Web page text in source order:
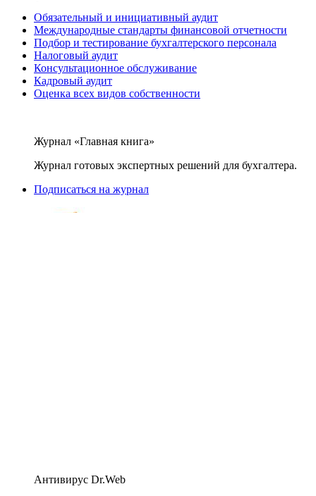
Обязательный и инициативный аудит
Международные стандарты финансовой отчетности
Подбор и тестирование бухгалтерского персонала
Налоговый аудит
Консультационное обслуживание
Кадровый аудит
Оценка всех видов собственности
Журнал «Главная книга»
Журнал готовых экспертных решений для бухгалтера.
Подписаться на журнал
Антивирус Dr.Web